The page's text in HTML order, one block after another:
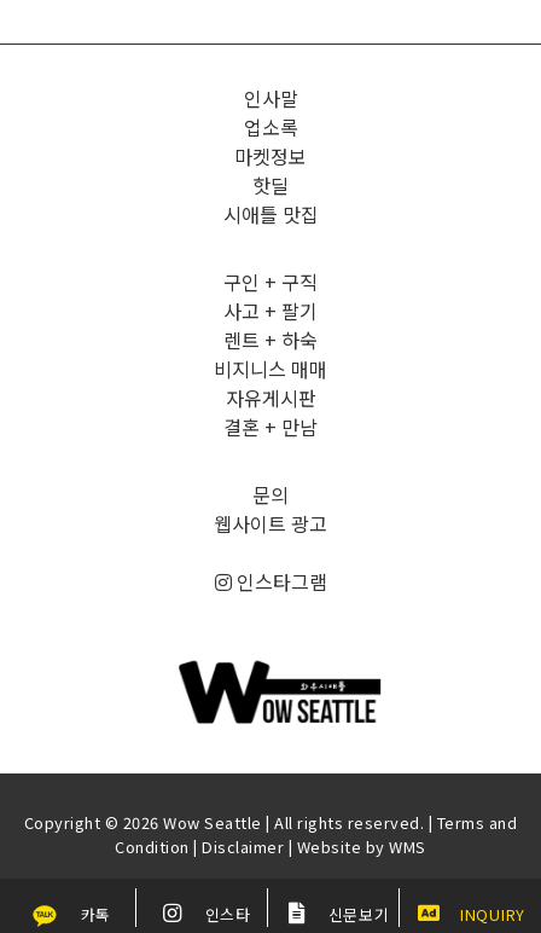
인사말
업소록
마켓정보
핫딜
시애틀 맛집
구인 + 구직
사고 + 팔기
렌트 + 하숙
비지니스 매매
자유게시판
결혼 + 만남
문의
웹사이트 광고
인스타그램
Copyright © 2026 Wow Seattle | All rights reserved. | Terms and
Condition |Disclaimer | Website byWMS
카톡 인스타 신문보기 INQUIRY